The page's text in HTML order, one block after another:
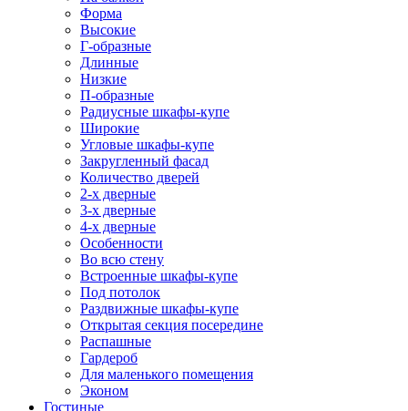
Форма
Высокие
Г-образные
Длинные
Низкие
П-образные
Радиусные шкафы-купе
Широкие
Угловые шкафы-купе
Закругленный фасад
Количество дверей
2-х дверные
3-х дверные
4-х дверные
Особенности
Во всю стену
Встроенные шкафы-купе
Под потолок
Раздвижные шкафы-купе
Открытая секция посередине
Распашные
Гардероб
Для маленького помещения
Эконом
Гостиные